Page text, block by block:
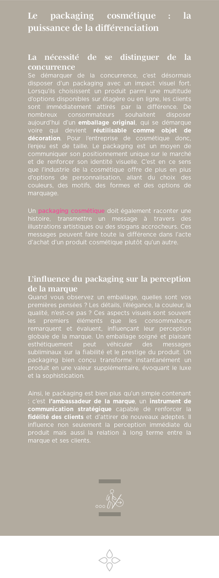
Le packaging cosmétique : la
puissance de la différenciation
La nécessité de se distinguer de la
concurrence
Se démarquer de la concurrence, c’est désormais
disposer d’un packaging avec un impact visuel fort.
Lorsqu’ils choisissent un produit parmi une multitude
d’options disponibles sur étagère ou en ligne, les clients
sont immédiatement attirés par la différence. De
nombreux consommateurs souhaitent disposer
aujourd’hui d’unemballage original
, qui se démarque
voire qui devient
réutilisable comme objet de
décoration . Pour l’entreprise de cosmétique donc,
l’enjeu est de taille. Le packaging est un moyen de
communiquer son positionnement unique sur le marché
et de renforcer son identité visuelle. C’est en ce sens
que l’industrie de la cosmétique offre de plus en plus
d’options de personnalisation, allant du choix des
couleurs, des motifs, des formes et des options de
marquage.
Un packaging cosmétiquedoit également raconter une
histoire, transmettre un message à travers des
illustrations artistiques ou des slogans accrocheurs. Ces
messages peuvent faire toute la différence dans l’acte
d’achat d’un produit cosmétique plutôt qu’un autre.
L’influence du packaging sur la perception
de la marque
Quand vous observez un emballage, quelles sont vos
premières pensées ? Les détails, l’élégance, la couleur, la
qualité, n’est-ce pas ? Ces aspects visuels sont souvent
les premiers éléments que les consommateurs
remarquent et évaluent, influençant leur perception
globale de la marque. Un emballage soigné et plaisant
esthétiquement peut véhiculer des messages
subliminaux sur la fiabilité et le prestige du produit. Un
packaging bien conçu transforme instantanément un
produit en une valeur supplémentaire, évoquant le luxe
et la sophistication.
Ainsi, le packaging est bien plus qu’un simple contenant
: c’est
l’ambassadeur de la marque, un
instrument de
communication stratégique capable de renforcer la
fidélité des clients et d’attirer de nouveaux adeptes. Il
influence non seulement la perception immédiate du
produit mais aussi la relation à long terme entre la
marque et ses clients.